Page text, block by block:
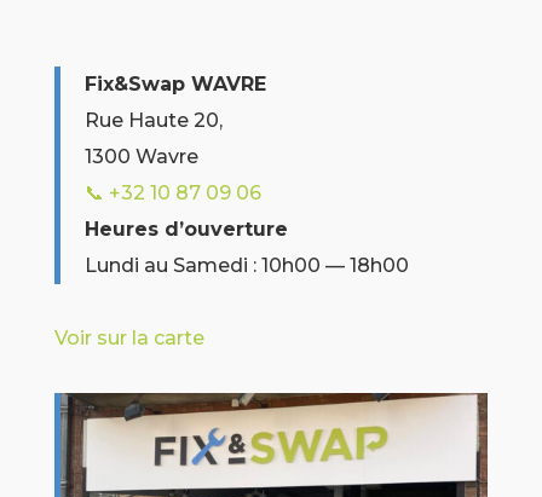
Fix&Swap WAVRE
Rue Haute 20,
1300 Wavre
📞 +32 10 87 09 06
Heures d’ouverture
Lundi au Samedi : 10h00 — 18h00
Voir sur la carte